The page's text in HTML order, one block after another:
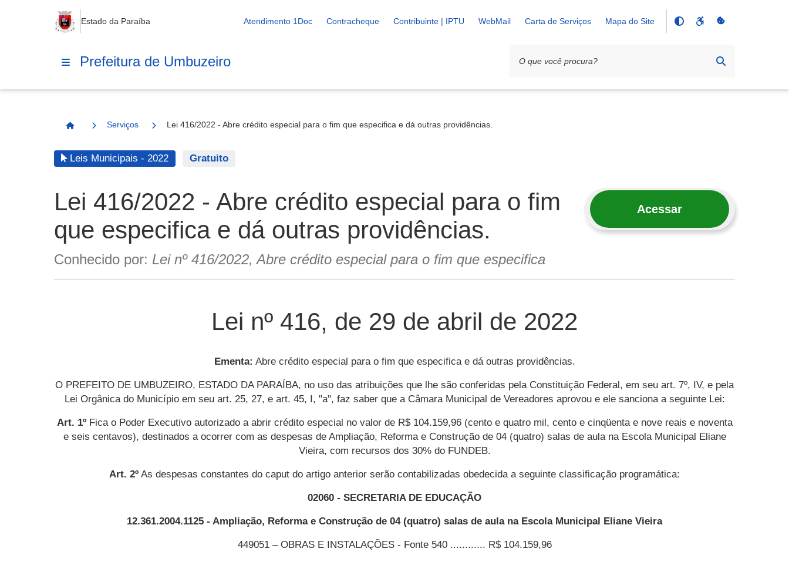
Estado da Paraíba Atendimento 1Doc Contracheque Contribuinte | IPTU WebMail Carta de Serviços Mapa do Site
Prefeitura de Umbuzeiro
Página Inicial
Serviços Lei 416/2022 - Abre crédito especial para o fim que especifica e dá outras providências.
Leis Municipais - 2022 Gratuito
Lei 416/2022 - Abre crédito especial para o fim
que especifica e dá outras providências.
Conhecido por: Lei nº 416/2022, Abre crédito especial para o fim que especifica
Acessar
Lei nº 416, de 29 de abril de 2022
Ementa: Abre crédito especial para o fim que especifica e dá outras providências.
O PREFEITO DE UMBUZEIRO, ESTADO DA PARAÍBA, no uso das atribuições que lhe são conferidas pela Constituição Federal, em seu art. 7º, IV, e pela
Lei Orgânica do Município em seu art. 25, 27, e art. 45, I, "a", faz saber que a Câmara Municipal de Vereadores aprovou e ele sanciona a seguinte Lei:
Art. 1ºFica o Poder Executivo autorizado a abrir crédito especial no valor de R$ 104.159,96 (cento e quatro mil, cento e cinqüenta e nove reais e noventa
e seis centavos), destinados a ocorrer com as despesas de Ampliação, Reforma e Construção de 04 (quatro) salas de aula na Escola Municipal Eliane
Vieira, com recursos dos 30% do FUNDEB.
Art. 2º As despesas constantes do caput do artigo anterior serão contabilizadas obedecida a seguinte classificação programática:
02060 - SECRETARIA DE EDUCAÇÃO
12.361.2004.1125 - Ampliação, Reforma e Construção de 04 (quatro) salas de aula na Escola Municipal Eliane Vieira
449051 – OBRAS E INSTALAÇÕES - Fonte 540 ............ R$ 104.159,96